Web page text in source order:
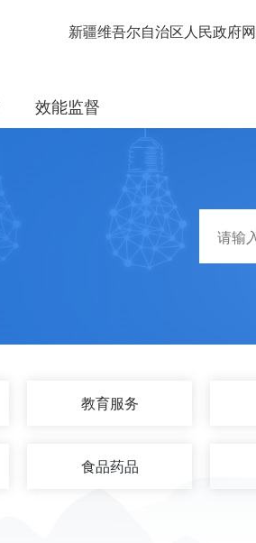
新疆维吾尔自治区人民政府网
效能监督
教育服务
食品药品